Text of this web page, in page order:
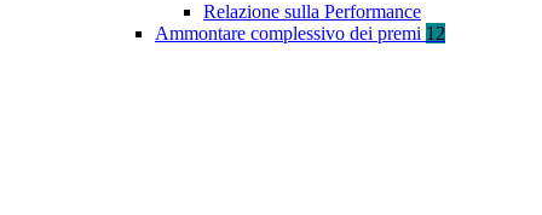
Relazione sulla Performance
Ammontare complessivo dei premi 12